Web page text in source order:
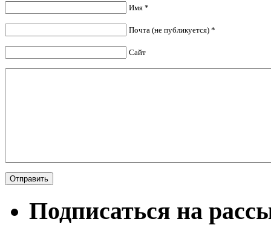
Имя *
Почта (не публикуется) *
Сайт
Подписаться на